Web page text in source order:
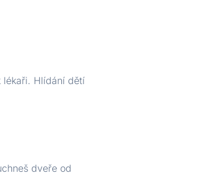
lékaři. Hlídání dětí
dveře od